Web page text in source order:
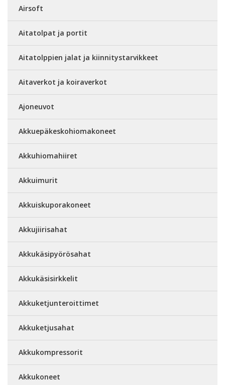
Airsoft
Aitatolpat ja portit
Aitatolppien jalat ja kiinnitystarvikkeet
Aitaverkot ja koiraverkot
Ajoneuvot
Akkuepäkeskohiomakoneet
Akkuhiomahiiret
Akkuimurit
Akkuiskuporakoneet
Akkujiirisahat
Akkukäsipyörösahat
Akkukäsisirkkelit
Akkuketjunteroittimet
Akkuketjusahat
Akkukompressorit
Akkukoneet